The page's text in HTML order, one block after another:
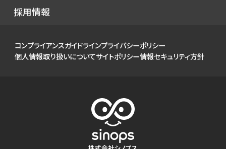
お知らせ
財務ハイライト
IRライブラリ
環境
ガバナンス
採用情報
コンプライアンスガイドラインプライバシーポリシー
個人情報取り扱いについてサイトポリシー情報セキュリティ方針